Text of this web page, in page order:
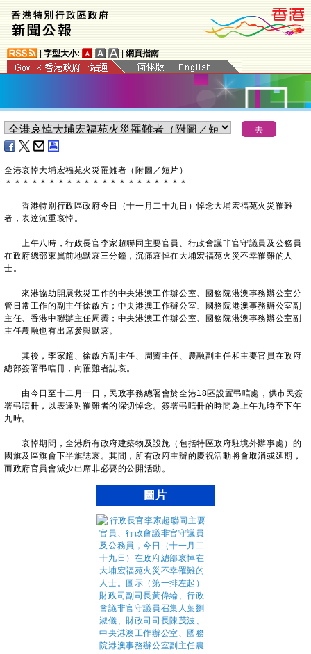
字型大小: 網頁指南
全港哀悼大埔宏福苑火災罹難者（附圖／短片）
＊ ＊ ＊ ＊ ＊ ＊ ＊ ＊ ＊ ＊ ＊ ＊ ＊ ＊ ＊ ＊ ＊ ＊ ＊ ＊ ＊
香港特別行政區政府今日（十一月二十九日）悼念大埔宏福苑火災罹難
者，表達沉重哀悼。
上午八時，行政長官李家超聯同主要官員、行政會議非官守議員及公務員
在政府總部東翼前地默哀三分鐘，沉痛哀悼在大埔宏福苑火災不幸罹難的人
士。
來港協助開展救災工作的中央港澳工作辦公室、國務院港澳事務辦公室分
管日常工作的副主任徐啟方；中央港澳工作辦公室、國務院港澳事務辦公室副
主任、香港中聯辦主任周霽；中央港澳工作辦公室、國務院港澳事務辦公室副
主任農融也有出席參與默哀。
其後，李家超、徐啟方副主任、周霽主任、農融副主任和主要官員在政府
總部簽署弔唁冊，向罹難者誌哀。
由今日至十二月一日，民政事務總署會於全港18區設置弔唁處，供市民簽
署弔唁冊，以表達對罹難者的深切悼念。簽署弔唁冊的時間為上午九時至下午
九時。
哀悼期間，全港所有政府建築物及設施（包括特區政府駐境外辦事處）的
國旗及區旗會下半旗誌哀。其間，所有政府主辦的慶祝活動將會取消或延期，
而政府官員會減少出席非必要的公開活動。
圖片